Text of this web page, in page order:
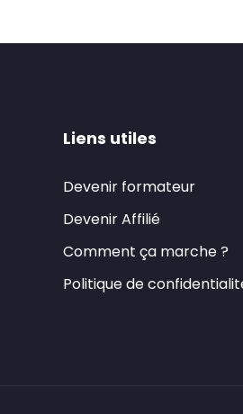
Liens utiles
Devenir formateur
Devenir Affilié
Comment ça marche ?
Politique de